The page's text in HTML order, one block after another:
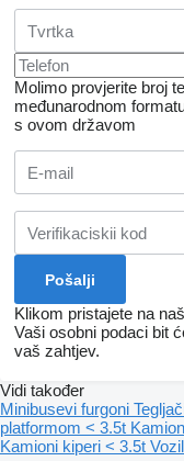
Molimo provjerite broj
međunarodnom
s ovom državom
Klikom pristajete na
Vaši osobni podaci bit
vaš zahtjev.
Vidi također
Minibusevi furgoni
platformom < 3.5t
Kamioni kiperi < 3.5t